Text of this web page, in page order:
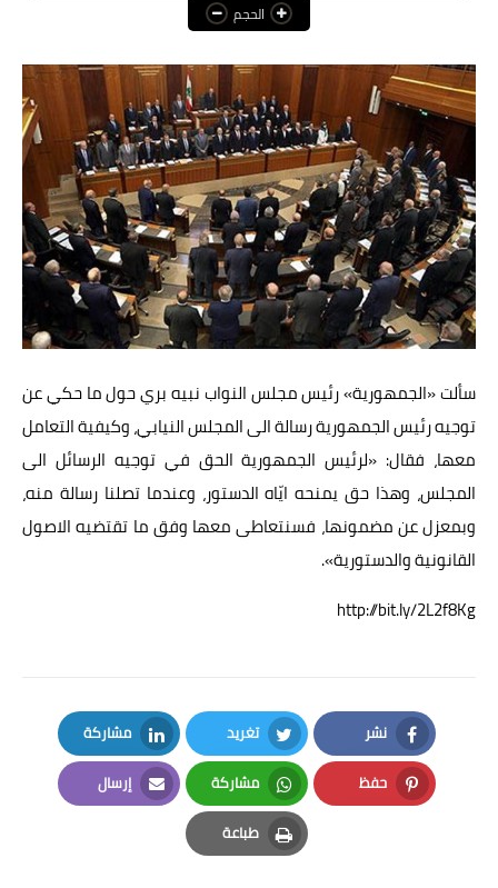
عالم المرأة
فن وثقافة
أخبار مصر
أخبار عربية
أخبار النجوم
أخبار العالم
الحجم
سألت «الجمهورية» رئيس مجلس النواب نبيه بري حول ما حكي عن
توجيه رئيس الجمهورية رسالة الى المجلس النيابي، وكيفية التعامل
معها، فقال: «لرئيس الجمهورية الحق في توجيه الرسائل الى
المجلس، وهذا حق يمنحه ايّاه الدستور، وعندما تصلنا رسالة منه،
وبمعزل عن مضمونها، فسنتعاطى معها وفق ما تقتضيه الاصول
القانونية والدستورية».
http://bit.ly/2L2f8Kg
نشر
Facebook
تغريد
Twitter
مشاركة
LinkedIn
حفظ
Pinterest
مشاركة
Whatsapp
إرسال
Email
طباعة
Print